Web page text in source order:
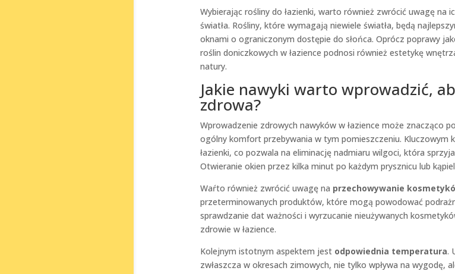
Wybierając rośliny do łazienki, warto również zwrócić uwagę na
światła. Rośliny, które wymagają niewiele światła, będą
oknami o ograniczonym dostępie do słońca. Oprócz poprawy
roślin doniczkowych w łazience podnosi również estetykę
natury.
Jakie nawyki warto wprowadzić,
zdrowa?
Wprowadzenie zdrowych nawyków w łazience może znacząco
ogólny komfort przebywania w tym pomieszczeniu. Kluczowym
łazienki, co pozwala na eliminację nadmiaru wilgoci, która
Otwieranie okien przez kilka minut po każdym prysznicu lub
Waŕto również zwrócić uwagę na przechowywanie
przeterminowanych produktów, które mogą powodować
sprawdzanie dat ważności i wyrzucanie nieużywanych
zdrowie w łazience.
Kolejnym istotnym aspektem jest odpowiednia temperatura.
zwłaszcza w okresach zimowych, nie tylko wpływa na wygodę,